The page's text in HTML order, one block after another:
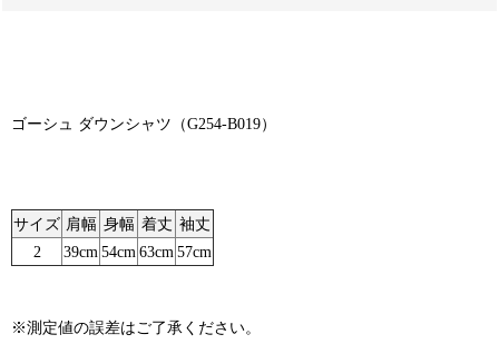
ゴーシュ ダウンシャツ（G254-B019）
サイズ 肩幅 身幅 着丈 袖丈
2
39cm 54cm 63cm 57cm
※測定値の誤差はご了承ください。